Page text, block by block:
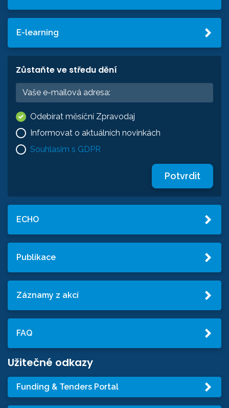
E-learning
Zůstaňte ve středu dění
Odebírat měsíční Zpravodaj
Informovat o aktuálních novinkách
Souhlasím s GDPR
Potvrdit
ECHO
Publikace
Záznamy z akcí
FAQ
Užitečné odkazy
Funding & Tenders Portal